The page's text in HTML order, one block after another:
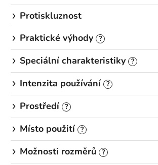
Protiskluznost
Praktické výhody ?
Speciální charakteristiky ?
Intenzita používání ?
Prostředí ?
Místo použití ?
Možnosti rozměrů ?